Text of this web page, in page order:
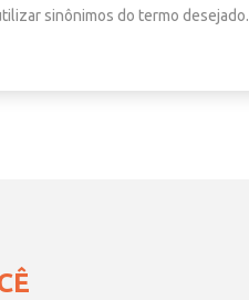
sinônimos do termo desejado.